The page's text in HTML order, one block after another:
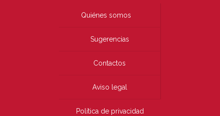
Quiénes somos
Sugerencias
Contactos
Aviso legal
Política de privacidad